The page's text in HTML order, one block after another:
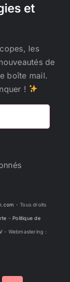
et
les
de
boîte mail.
!
- Tous droits
- Politique de
- Webmastering :